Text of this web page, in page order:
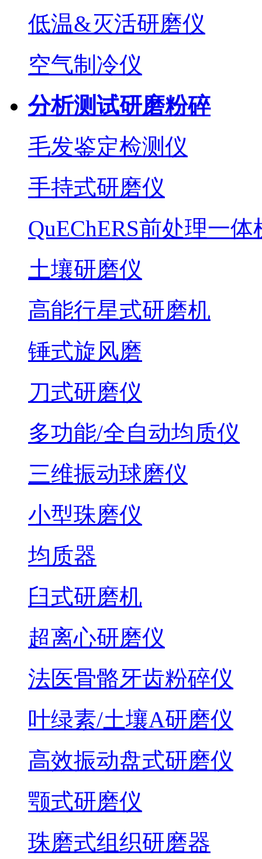
低温&灭活研磨仪
空气制冷仪
分析测试研磨粉碎
毛发鉴定检测仪
手持式研磨仪
QuEChERS前处理一体
土壤研磨仪
高能行星式研磨机
锤式旋风磨
刀式研磨仪
多功能/全自动均质仪
三维振动球磨仪
小型珠磨仪
均质器
臼式研磨机
超离心研磨仪
法医骨骼牙齿粉碎仪
叶绿素/土壤A研磨仪
高效振动盘式研磨仪
颚式研磨仪
珠磨式组织研磨器